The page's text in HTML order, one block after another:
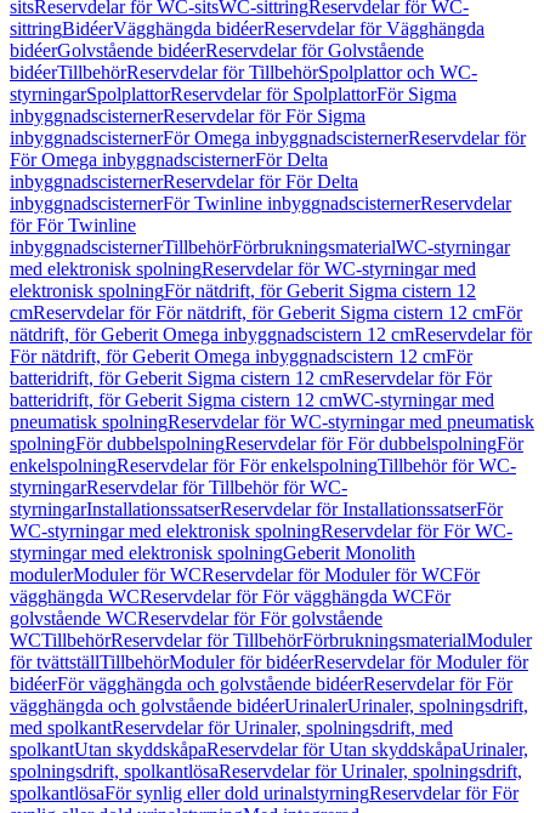
sitsReservdelar för WC-sitsWC-sittringReservdelar för WC-
sittringBidéerVägghängda bidéerReservdelar för Vägghängda
bidéerGolvstående bidéerReservdelar för Golvstående
bidéerTillbehörReservdelar för TillbehörSpolplattor och WC-
styrningarSpolplattorReservdelar för SpolplattorFör Sigma
inbyggnadscisternerReservdelar för För Sigma
inbyggnadscisternerFör Omega inbyggnadscisternerReservdelar för
För Omega inbyggnadscisternerFör Delta
inbyggnadscisternerReservdelar för För Delta
inbyggnadscisternerFör Twinline inbyggnadscisternerReservdelar
för För Twinline
inbyggnadscisternerTillbehörFörbrukningsmaterialWC-styrningar
med elektronisk spolningReservdelar för WC-styrningar med
elektronisk spolningFör nätdrift, för Geberit Sigma cistern 12
cmReservdelar för För nätdrift, för Geberit Sigma cistern 12 cmFör
nätdrift, för Geberit Omega inbyggnadscistern 12 cmReservdelar för
För nätdrift, för Geberit Omega inbyggnadscistern 12 cmFör
batteridrift, för Geberit Sigma cistern 12 cmReservdelar för För
batteridrift, för Geberit Sigma cistern 12 cmWC-styrningar med
pneumatisk spolningReservdelar för WC-styrningar med pneumatisk
spolningFör dubbelspolningReservdelar för För dubbelspolningFör
enkelspolningReservdelar för För enkelspolningTillbehör för WC-
styrningarReservdelar för Tillbehör för WC-
styrningarInstallationssatserReservdelar för InstallationssatserFör
WC-styrningar med elektronisk spolningReservdelar för För WC-
styrningar med elektronisk spolningGeberit Monolith
modulerModuler för WCReservdelar för Moduler för WCFör
vägghängda WCReservdelar för För vägghängda WCFör
golvstående WCReservdelar för För golvstående
WCTillbehörReservdelar för TillbehörFörbrukningsmaterialModuler
för tvättställTillbehörModuler för bidéerReservdelar för Moduler för
bidéerFör vägghängda och golvstående bidéerReservdelar för För
vägghängda och golvstående bidéerUrinalerUrinaler, spolningsdrift,
med spolkantReservdelar för Urinaler, spolningsdrift, med
spolkantUtan skyddskåpaReservdelar för Utan skyddskåpaUrinaler,
spolningsdrift, spolkantlösaReservdelar för Urinaler, spolningsdrift,
spolkantlösaFör synlig eller dold urinalstyrningReservdelar för För